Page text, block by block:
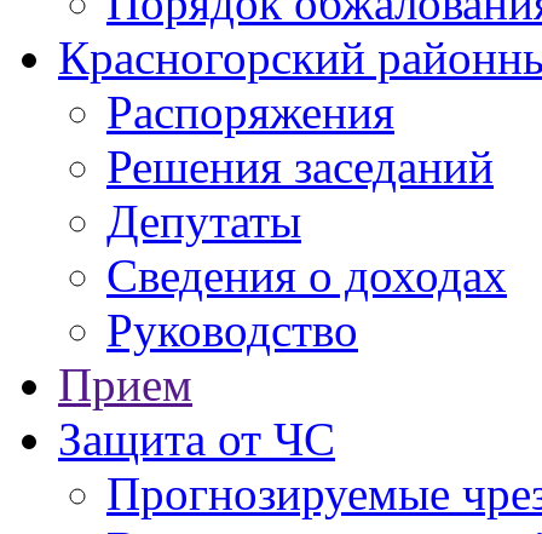
Красногорский
Распоряжения
Решения заседаний
Депутаты
Сведения о доходах
Руководство
Прием
Защита от ЧС
Прогнозируемые